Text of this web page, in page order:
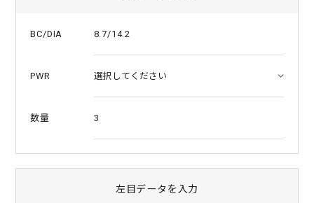
n
BC/DIA 8.7/14.2
PWR
数量 3
左目データを入力